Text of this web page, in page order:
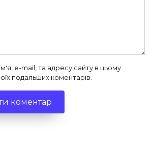
e-mail, та адресу сайту в цьому
подальших коментарів.